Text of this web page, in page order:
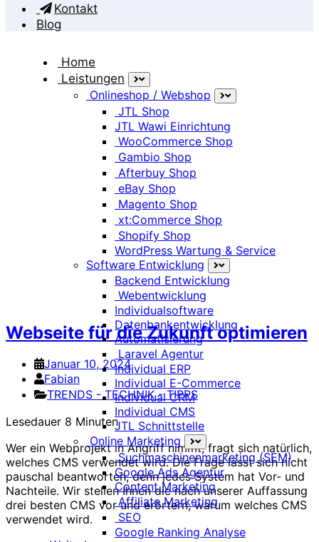
Kontakt
Blog
Home
Leistungen
Onlineshop / Webshop
JTL Shop
JTL Wawi Einrichtung
WooCommerce Shop
Gambio Shop
Afterbuy Shop
eBay Shop
Magento Shop
xt:Commerce Shop
Shopify Shop
WordPress Wartung & Service
Software Entwicklung
Backend Entwicklung
Webentwicklung
Individualsoftware
Datenbankentwicklung
Automatisierung
Laravel Agentur
Individual ERP
Individual E-Commerce
Individual CRM
Individual CMS
JTL Schnittstelle
Online Marketing
Suchmaschinenmarketing (SEM)
Google Ads Agentur
Content Marketing
Affiliate Marketing
SEO
Google Ranking Analyse
Archive of: Januar 2024
Posts made in Januar, 2024
SEO-Trends 2024: Wie Sie Ihre
Webseite für die Zukunft optimieren
Januar 10, 2024
Fabian
TRENDS - TECHNIK - TIPPS
Lesedauer 8 Minuten
Wer ein Webprojekt in Angriff nimmt, fragt sich natürlich,
welches CMS verwendet wird. Die Frage lässt sich nicht
pauschal beantworten, denn jedes System hat Vor- und
Nachteile. Wir stellen Ihnen die nach unserer Auffassung
drei besten CMS vor und erörtern, warum welches CMS
verwendet wird.